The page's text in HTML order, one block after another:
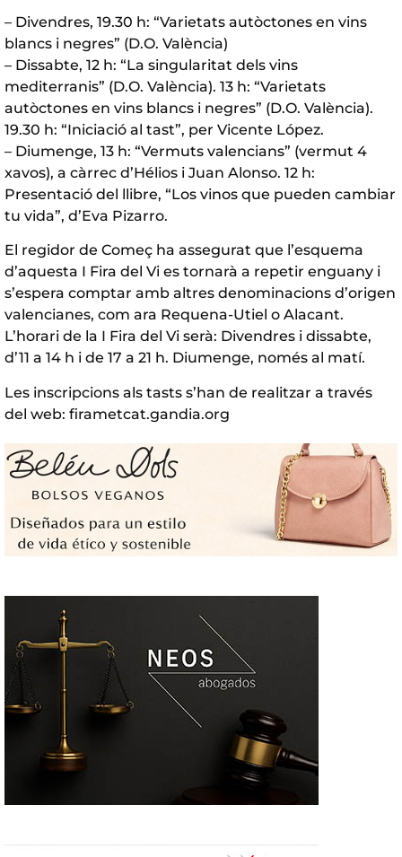
– Divendres, 19.30 h: “Varietats autòctones en vins
blancs i negres” (D.O. València)
– Dissabte, 12 h: “La singularitat dels vins
mediterranis” (D.O. València). 13 h: “Varietats
autòctones en vins blancs i negres” (D.O. València).
19.30 h: “Iniciació al tast”, per Vicente López.
– Diumenge, 13 h: “Vermuts valencians” (vermut 4
xavos), a càrrec d’Hélios i Juan Alonso. 12 h:
Presentació del llibre, “Los vinos que pueden cambiar
tu vida”, d’Eva Pizarro.
El regidor de Começ ha assegurat que l’esquema
d’aquesta I Fira del Vi es tornarà a repetir enguany i
s’espera comptar amb altres denominacions d’origen
valencianes, com ara Requena-Utiel o Alacant.
L’horari de la I Fira del Vi serà: Divendres i dissabte,
d’11 a 14 h i de 17 a 21 h. Diumenge, només al matí.
Les inscripcions als tasts s’han de realitzar a través
del web: firametcat.gandia.org